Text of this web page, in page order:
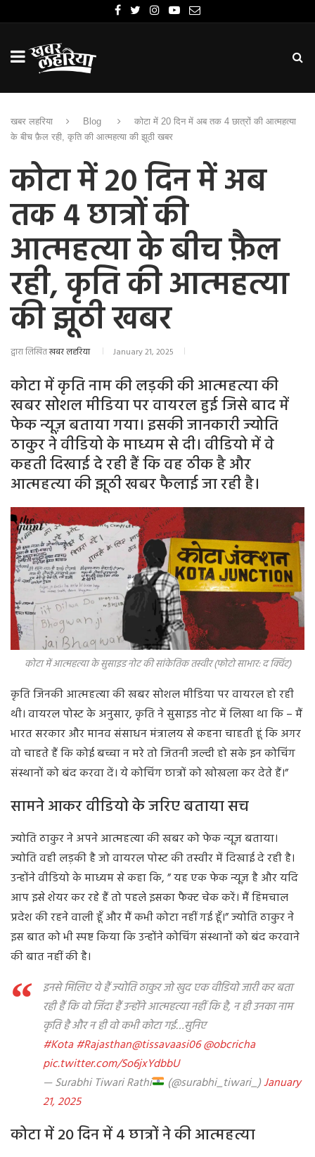
खबर लहरिया Blog
कोटा में 20 दिन में अब तक 4 छात्रों की आत्महत्या
के बीच फ़ैल रही, कृति की आत्महत्या की झूठी खबर
कोटा में 20 दिन में अब
तक 4 छात्रों की
आत्महत्या के बीच फ़ैल
रही, कृति की आत्महत्या
की झूठी खबर
द्वारा लिखितखबर लहरिया January 21, 2025
कोटा में कृति नाम की लड़की की आत्महत्या की
खबर सोशल मीडिया पर वायरल हुई जिसे बाद में
फेक न्यूज़ बताया गया। इसकी जानकारी ज्योति
ठाकुर ने वीडियो के माध्यम से दी। वीडियो में वे
कहती दिखाई दे रही हैं कि वह ठीक है और
आत्महत्या की झूठी खबर फैलाई जा रही है।
कोटा में आत्महत्या के सुसाइड नोट की सांकेतिक तस्वीर (फोटो साभार: द क्विंट)
कृति जिनकी आत्महत्या की खबर सोशल मीडिया पर वायरल हो रही
थी। वायरल पोस्ट के अनुसार, कृति ने सुसाइड नोट में लिखा था कि – मैं
भारत सरकार और मानव संसाधन मंत्रालय से कहना चाहती हूं कि अगर
वो चाहते हैं कि कोई बच्चा न मरे तो जितनी जल्दी हो सके इन कोचिंग
संस्थानों को बंद करवा दें। ये कोचिंग छात्रों को खोखला कर देते हैं।”
सामने आकर वीडियो के जरिए बताया सच
ज्योति ठाकुर ने अपने आत्महत्या की खबर को फेक न्यूज़ बताया।
ज्योति वही लड़की है जो वायरल पोस्ट की तस्वीर में दिखाई दे रही है।
उन्होंने वीडियो के माध्यम से कहा कि, ” यह एक फेक न्यूज़ है और यदि
आप इसे शेयर कर रहे हैं तो पहले इसका फैक्ट चेक करें। मैं हिमचाल
प्रदेश की रहने वाली हूँ और मैं कभी कोटा नहीं गई हूँ।” ज्योति ठाकुर ने
इस बात को भी स्पष्ट किया कि उन्होंने कोचिंग संस्थानों को बंद करवाने
की बात नहीं की है।
इनसे मिलिए ये हैं ज्योति ठाकुर जो खुद एक वीडियो जारी कर बता
रही हैं कि वो जिंदा हैं उन्होंने आत्महत्या नहीं कि है, न ही उनका नाम
कृति है और न ही वो कभी कोटा गई…सुनिए
#Kota#Rajasthan@tissavaasi06@obcricha
pic.twitter.com/So6jxYdbbU
— Surabhi Tiwari Rathi
(@surabhi_tiwari_)January
21, 2025
कोटा में 20 दिन में 4 छात्रों ने की आत्महत्या